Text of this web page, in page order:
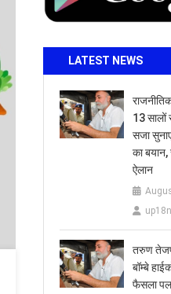
LATEST NEWS
13 सालों
सजा
का बयान,
ऐलान
तरुण
बॉम्बे
फैसला